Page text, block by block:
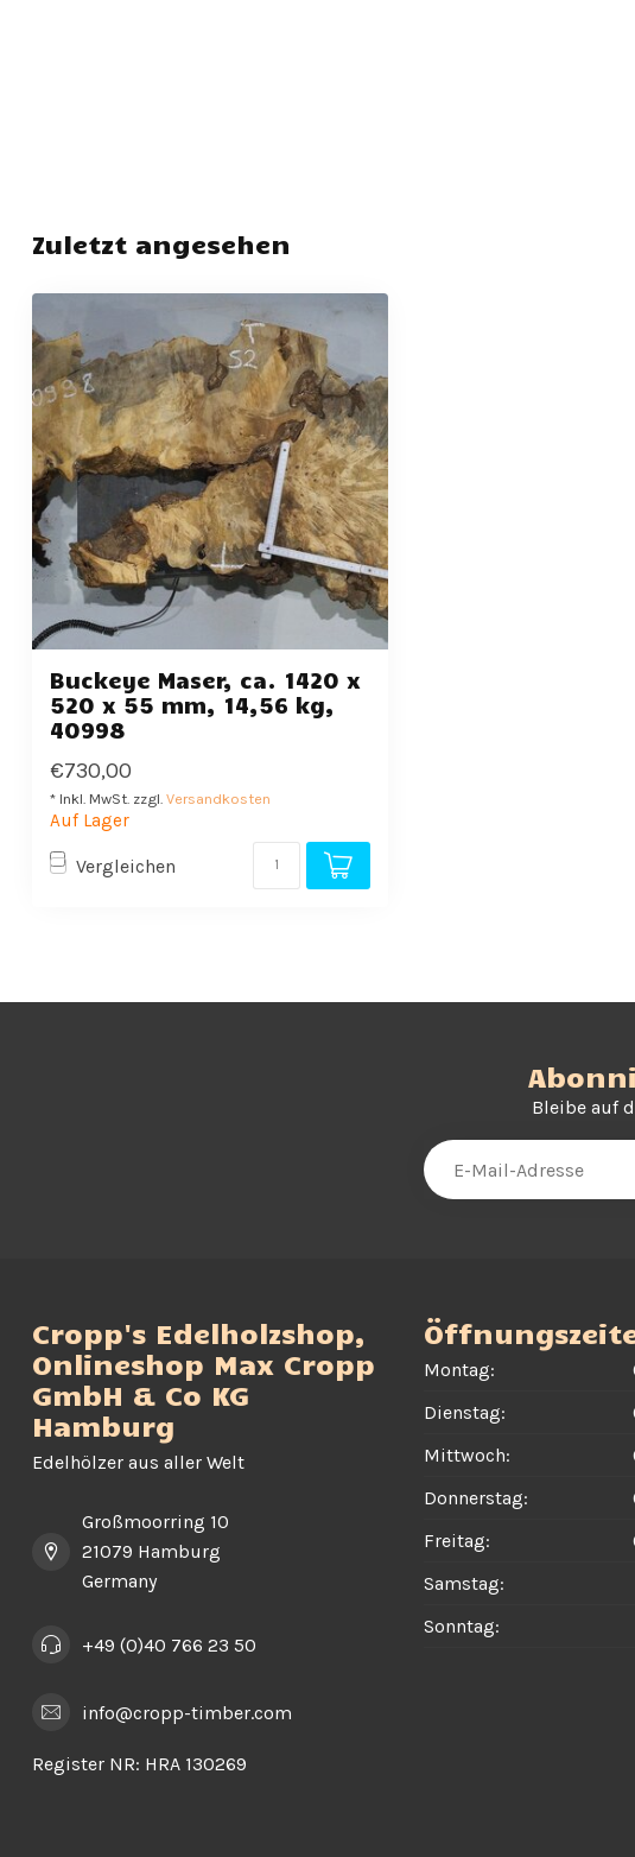
Zuletzt angesehen
Buckeye Maser, ca. 1420 x
520 x 55 mm, 14,56 kg,
40998
€730,00
* Inkl. MwSt. zzgl. Versandkosten
Auf Lager
Vergleichen
Bleibe auf
Cropp's Edelholzshop,
Onlineshop Max Cropp
GmbH & Co KG
Hamburg
Edelhölzer aus aller Welt
Großmoorring 10
21079 Hamburg
Germany
+49 (0)40 766 23 50
info@cropp-timber.com
Register NR: HRA 130269
Montag:
Dienstag:
Mittwoch:
Donnerstag:
Freitag:
Samstag:
Sonntag: